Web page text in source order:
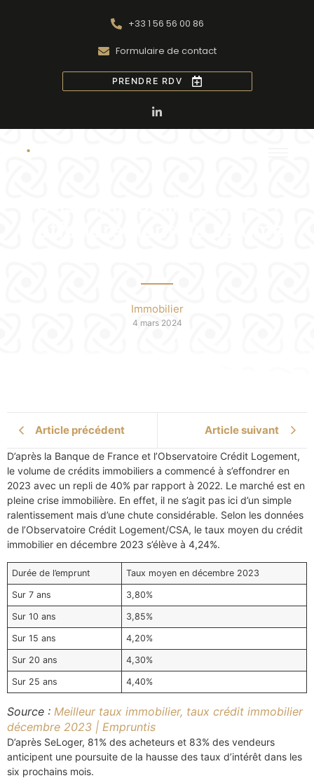
+33 1 56 56 00 86
Formulaire de contact
PRENDRE RDV
Immobilier
4 mars 2024
Article précédent Article suivant
D’après la Banque de France et l’Observatoire Crédit Logement,
le volume de crédits immobiliers a commencé à s’effondrer en
2023 avec un repli de 40% par rapport à 2022. Le marché est en
pleine crise immobilière. En effet, il ne s’agit pas ici d’un simple
ralentissement mais d’une chute considérable. Selon les données
de l’Observatoire Crédit Logement/CSA, le taux moyen du crédit
immobilier en décembre 2023 s’élève à 4,24%.
Durée de l’emprunt Taux moyen en décembre 2023
Sur 7 ans 3,80%
Sur 10 ans 3,85%
Sur 15 ans 4,20%
Sur 20 ans 4,30%
Sur 25 ans 4,40%
Source : Meilleur taux immobilier, taux crédit immobilier
décembre 2023 | Empruntis
D’après SeLoger, 81% des acheteurs et 83% des vendeurs
anticipent une poursuite de la hausse des taux d’intérêt dans les
six prochains mois.